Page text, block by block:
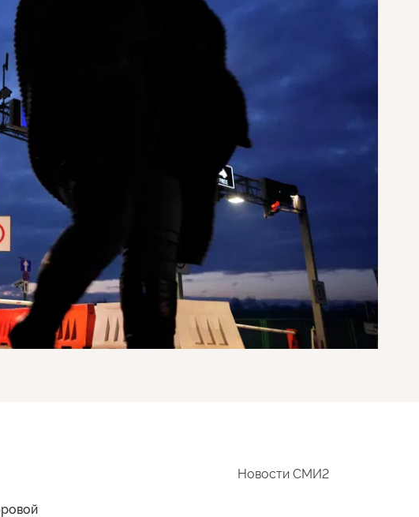
Новости СМИ2